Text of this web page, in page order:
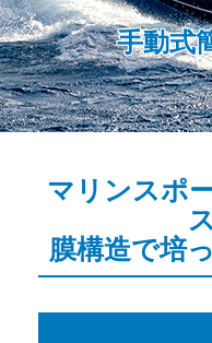
手動式
マリンスポ
膜構造で培